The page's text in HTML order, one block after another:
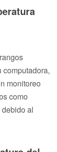
monitoreo
como
al